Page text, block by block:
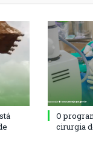
O
cirurgia